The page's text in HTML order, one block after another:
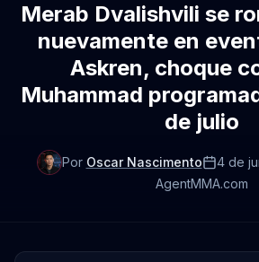
Merab Dvalishvili se
nuevamente en
Askren, choque
Muhammad
de julio
Por Oscar Nascimento 4 de
AgentMMA.com